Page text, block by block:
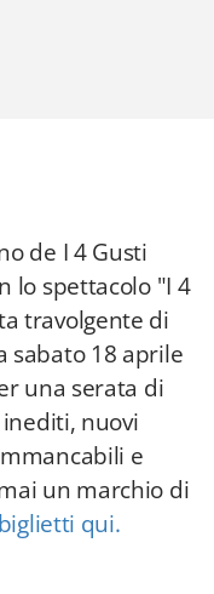
de I 4 Gusti
lo spettacolo "I 4
travolgente di
sabato 18 aprile
una serata di
nuovi
e
un marchio di
qui.